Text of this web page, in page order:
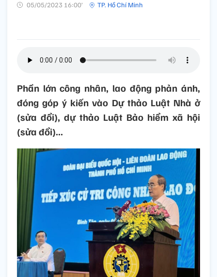
05/05/2023 16:00’ TP. Hồ Chí Minh
Phần lớn công nhân, lao động phản ánh,
đóng góp ý kiến vào Dự thảo Luật Nhà ở
(sửa đổi), dự thảo Luật Bảo hiểm xã hội
(sửa đổi)...